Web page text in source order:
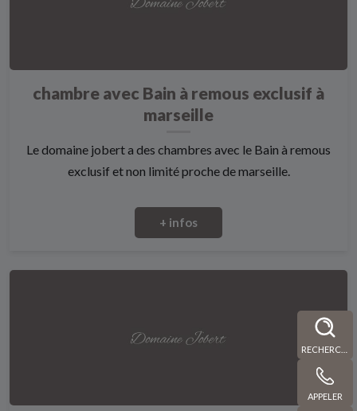
APPELER
chambre avec Bain à remous exclusif à
marseille
Le domaine jobert a des chambres avec le Bain à remous
exclusif et non limité proche de marseille.
+ infos